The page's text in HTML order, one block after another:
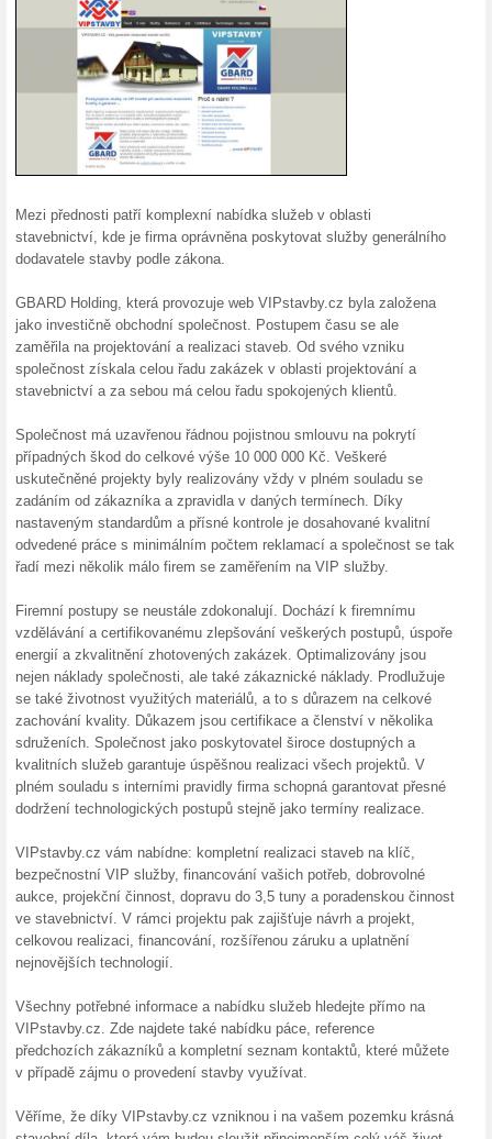
Podobné slevy a
10 %
Sleva 10
produkt
15 %
15 %
10 %
Kupon
o 10 %.
15 %